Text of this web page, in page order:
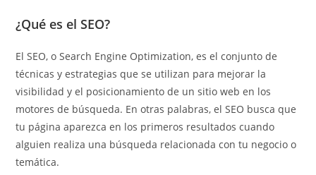
¿Qué es el SEO?
El SEO, o Search Engine Optimization, es el conjunto de
técnicas y estrategias que se utilizan para mejorar la
visibilidad y el posicionamiento de un sitio web en los
motores de búsqueda. En otras palabras, el SEO busca que
tu página aparezca en los primeros resultados cuando
alguien realiza una búsqueda relacionada con tu negocio o
temática.